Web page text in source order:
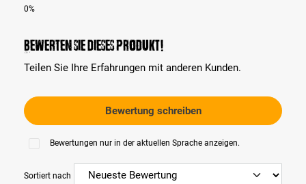
0%
Bewerten Sie dieses Produkt!
Teilen Sie Ihre Erfahrungen mit anderen Kunden.
Bewertung schreiben
Bewertungen nur in der aktuellen Sprache anzeigen.
Sortiert nach